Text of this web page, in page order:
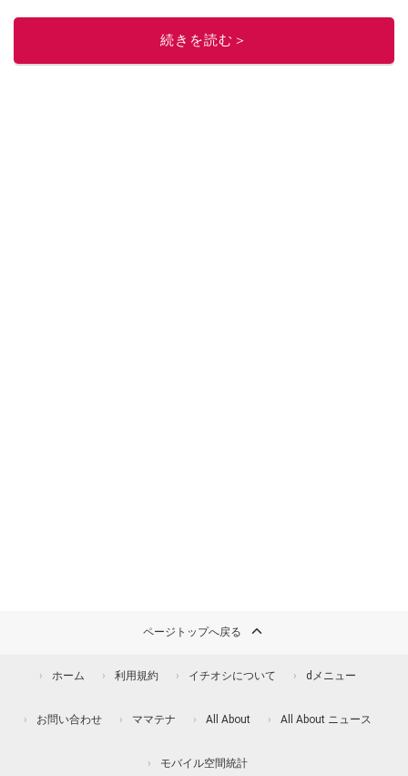
レビューしています。毎日トレンド情報をお届けしているので、ぜひ
してください！続きを読む＞
ページトップへ戻る
ホーム 利用規約 イチオシについて dメニュー
お問い合わせ ママテナ All About All About ニュース
モバイル空間統計